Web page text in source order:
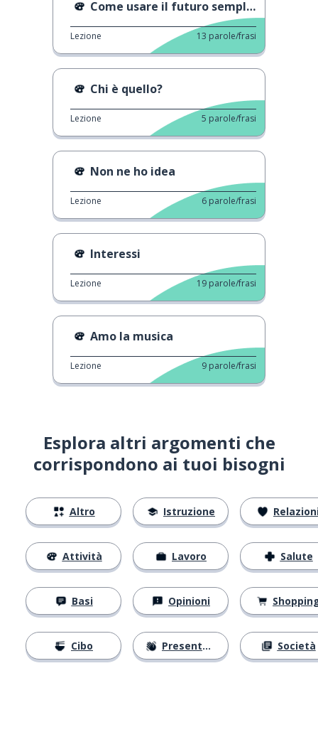
Come usare il futuro semplice
Lezione 13 parole/frasi
Chi è quello?
Lezione 5 parole/frasi
Non ne ho idea
Lezione 6 parole/frasi
Interessi
Lezione 19 parole/frasi
Amo la musica
Lezione 9 parole/frasi
Esplora altri argomenti che
corrispondono ai tuoi bisogni
Altro
Attività
Basi
Cibo
Istruzione
Lavoro
Opinioni
Presentarsi
Salute
Società